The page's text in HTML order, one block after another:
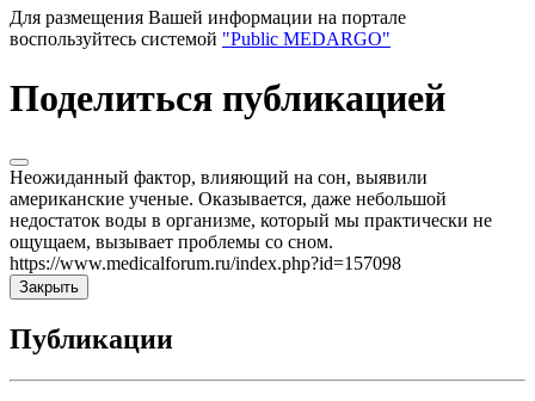
Для размещения Вашей информации на портале
воспользуйтесь системой "Public MEDARGO"
Поделиться публикацией
Неожиданный фактор, влияющий на сон, выявили
американские ученые. Оказывается, даже небольшой
недостаток воды в организме, который мы практически не
ощущаем, вызывает проблемы со сном.
https://www.medicalforum.ru/index.php?id=157098
Закрыть
Публикации